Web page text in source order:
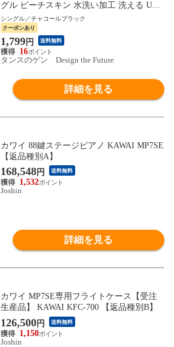
グル ピーチスキン 水洗い加工 洗える U字
ファスナー スナップボタン 掛布団カバー
掛ふとんカバー 布団カバー 掛けカバー 掛
け布団 おしゃれ 81900224〔チャコールブ
ラック〕
シングル／チャコールブラック
クーポンあり
1,799円 送料無料
16
タンスのゲン Design the Future
詳細を見る
カワイ 88鍵ステージピアノ KAWAI MP7SE
【返品種別A】
168,548円 送料無料
1,532
Joshin
詳細を見る
カワイ MP7SE専用フライトケース【受注
生産品】 KAWAI KFC-700 【返品種別B】
126,500円 送料無料
1,150
Joshin